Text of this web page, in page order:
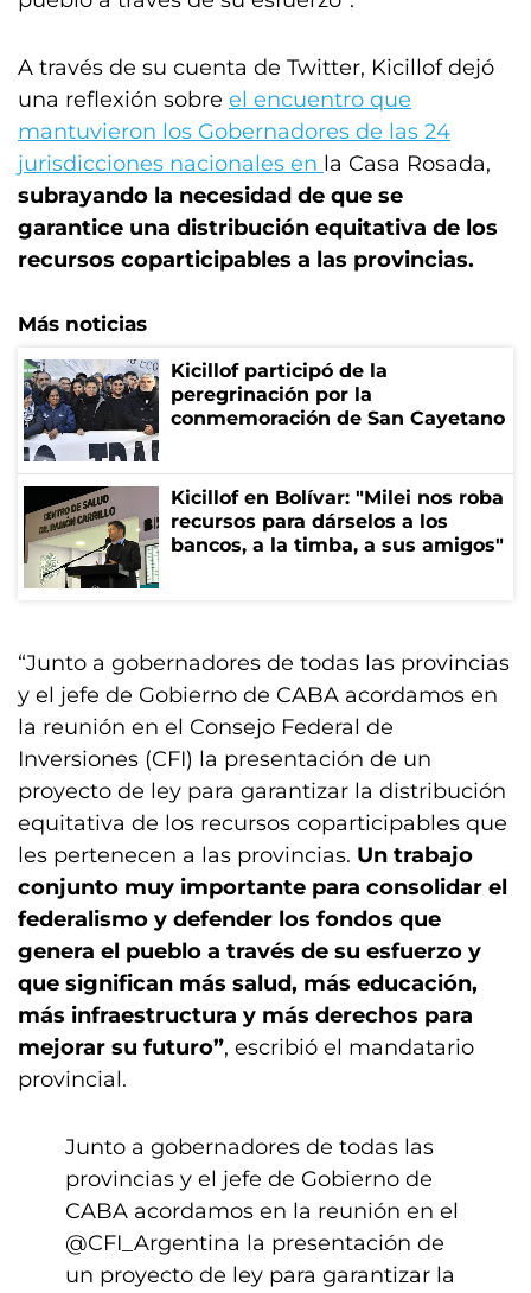
A través de su cuenta de Twitter, Kicillof dejó
una reflexión sobre el encuentro que
mantuvieron los Gobernadores de las 24
jurisdicciones nacionales en la Casa Rosada,
subrayando la necesidad de que se
garantice una distribución equitativa de los
recursos coparticipables a las provincias.
Más noticias
Kicillof participó de la
peregrinación por la
conmemoración de San Cayetano
Kicillof en Bolívar: "Milei nos roba
recursos para dárselos a los
bancos, a la timba, a sus amigos"
“Junto a gobernadores de todas las provincias
y el jefe de Gobierno de CABA acordamos en
la reunión en el Consejo Federal de
Inversiones (CFI) la presentación de un
proyecto de ley para garantizar la distribución
equitativa de los recursos coparticipables que
les pertenecen a las provincias. Un trabajo
conjunto muy importante para consolidar el
federalismo y defender los fondos que
genera el pueblo a través de su esfuerzo y
que significan más salud, más educación,
más infraestructura y más derechos para
mejorar su futuro”, escribió el mandatario
provincial.
Junto a gobernadores de todas las
provincias y el jefe de Gobierno de
CABA acordamos en la reunión en el
@CFI_Argentina la presentación de
un proyecto de ley para garantizar la